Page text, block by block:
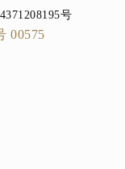
号
00575